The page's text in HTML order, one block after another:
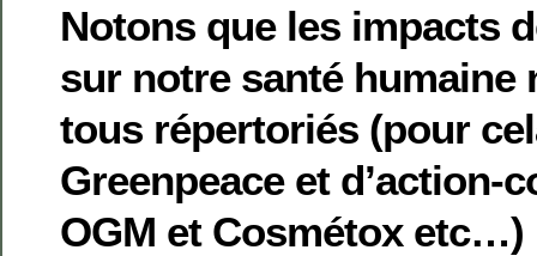
Notons que les impacts
sur notre santé humaine
tous répertoriés (pour
Greenpeace et d’action-
OGM et Cosmétox etc…)